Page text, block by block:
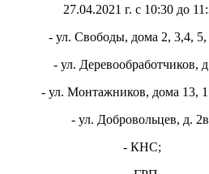
27.04.2021 г. с 10:30 до
- ул. Свободы, дома 2, 3,4, 5,
- ул. Деревообработчиков,
- ул. Монтажников, дома 13,
- ул. Добровольцев, д.
- КНС;